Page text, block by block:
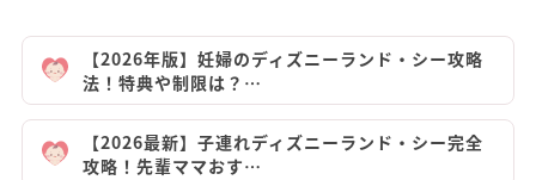
【2026年版】妊婦のディズニーランド・シー攻略
法！特典や制限は？…
【2026最新】子連れディズニーランド・シー完全
攻略！先輩ママおす…